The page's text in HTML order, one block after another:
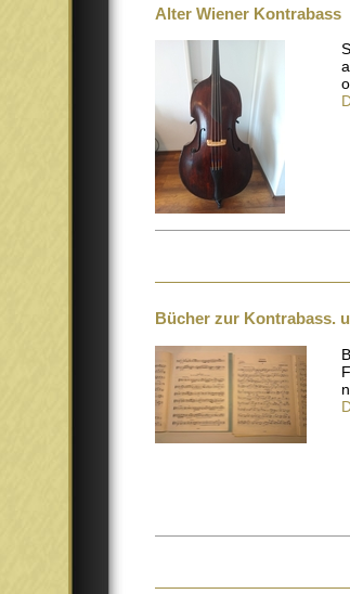
Alter Wiener Kontrabass
Bücher zur Kontrabass.